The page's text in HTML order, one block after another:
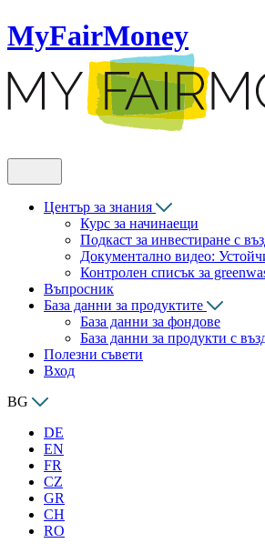
MyFairMoney
Център за знания
Курс за начинаещи
Подкаст за инвестиране с
Документално видео:
Контролен списък за
Въпросник
База данни за продуктите
База данни за фондове
База данни за продукти с
Полезни съвети
Вход
BG
DE
EN
FR
CZ
GR
CH
RO